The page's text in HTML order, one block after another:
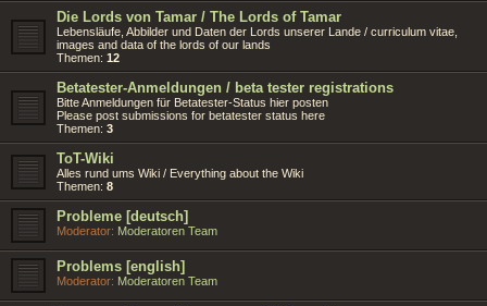
Die Lords von Tamar / The Lords of Tamar
Lebensläufe, Abbilder und Daten der Lords unserer Lande / curriculum vitae,
images and data of the lords of our lands
Themen: 12
Betatester-Anmeldungen / beta tester registrations
Bitte Anmeldungen für Betatester-Status hier posten
Please post submissions for betatester status here
Themen: 3
ToT-Wiki
Alles rund ums Wiki / Everything about the Wiki
Themen: 8
Probleme [deutsch]
Moderator: Moderatoren Team
Problems [english]
Moderator: Moderatoren Team